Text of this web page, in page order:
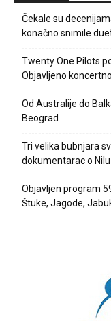
Čekale su
konačno snimile
Twenty One Pilots
Objavljeno
Od Australije do
Beograd
Tri velika bubnjara
dokumentarac o
Objavljen program
Štuke, Jagode,